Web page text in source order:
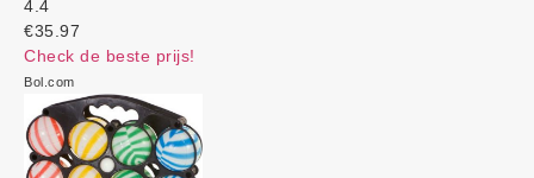
4.4
€35.97
Check de beste prijs!
Bol.com